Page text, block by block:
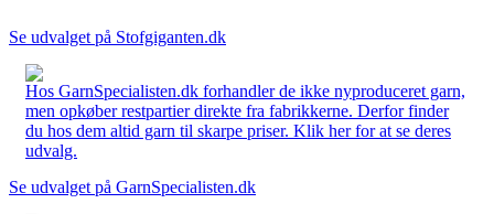
Se udvalget på Stofgiganten.dk
Hos GarnSpecialisten.dk forhandler de ikke nyproduceret garn,
men opkøber restpartier direkte fra fabrikkerne. Derfor finder
du hos dem altid garn til skarpe priser. Klik her for at se deres
udvalg.
Se udvalget på GarnSpecialisten.dk